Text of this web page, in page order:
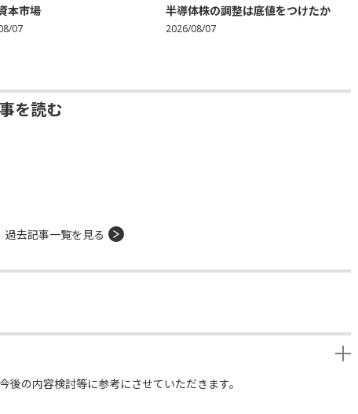
本市場
07
半導体株の調整は底値をつけたか
2026/08/07
を読む
過去記事一覧を見る
の内容検討等に参考にさせていただきます。